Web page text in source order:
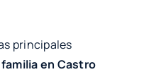
principales
en Castro